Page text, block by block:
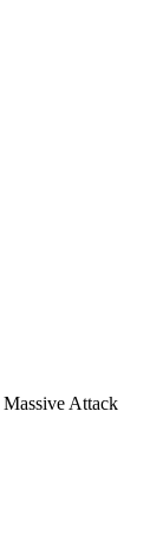
Massive Attack